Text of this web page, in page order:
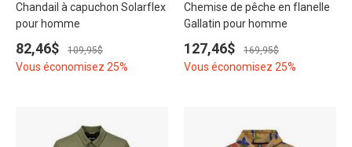
Chandail à capuchon Solarflex
pour homme
82,46$ 109,95$
Vous économisez 25%
Chemise de pêche en flanelle
Gallatin pour homme
127,46$ 169,95$
Vous économisez 25%